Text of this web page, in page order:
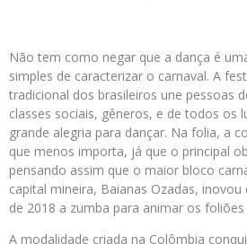
Não tem como negar que a dança é
simples de caracterizar o carnaval. A
tradicional dos brasileiros une pessoas
classes sociais, gêneros, e de todos os
grande alegria para dançar. Na folia, a
que menos importa, já que o principal
pensando assim que o maior bloco
capital mineira, Baianas Ozadas,
de 2018 a zumba para animar os
A modalidade criada na Colômbia